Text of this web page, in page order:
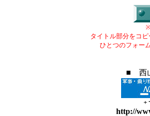
タイトル部分をコ
ひとつのフォー
■ 西
+
http://